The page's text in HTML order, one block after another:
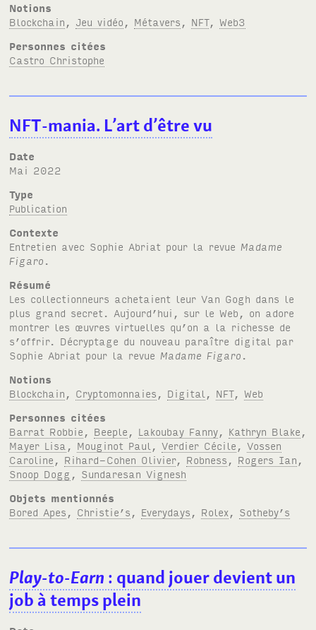
Notions
Blockchain , Jeu vidéo , Métavers , NFT,Web3
Personnes citées
Castro Christophe
NFT-mania. L’art d’être vu
Date
mai 2022
Type
Publication
Contexte
Entretien avec Sophie Abriat pour la revue Madame
Figaro .
Résumé
Les collectionneurs achetaient leur Van Gogh dans le
plus grand secret. Aujourd’hui, sur le Web, on adore
montrer les œuvres virtuelles qu’on a la richesse de
s’offrir. Décryptage du nouveau paraître digital par
Sophie Abriat pour la revue Madame Figaro .
Notions
Blockchain , Cryptomonnaies , Digital , NFT,Web
Personnes citées
Barrat Robbie , Beeple , Lakoubay Fanny, Kathryn Blake ,
Mayer Lisa , Mouginot Paul ,Verdier Cécile ,Vossen
Caroline , Rihard-Cohen Olivier, Robness , Rogers Ian ,
Snoop Dogg , Sundaresan Vignesh
Objets mentionnés
Bored Apes , Christie’s , Everydays , Rolex, Sotheby’s
Play-to-Earn : quand jouer devient un
job à temps plein